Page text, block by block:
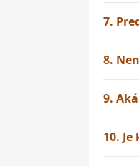
7.
8.
9.
10.